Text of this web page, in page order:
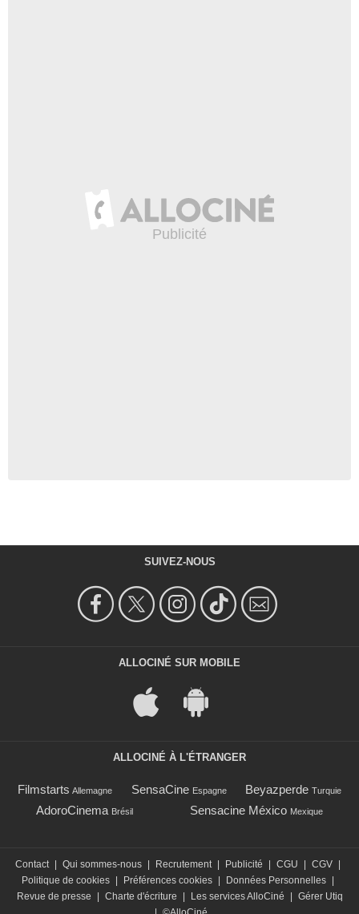
SUIVEZ-NOUS
ALLOCINÉ SUR MOBILE
ALLOCINÉ À L'ÉTRANGER
Filmstarts Allemagne SensaCine Espagne Beyazperde Turquie
AdoroCinema Brésil Sensacine México Mexique
Contact Qui sommes-nous Recrutement Publicité CGU CGV
Politique de cookies
Préférences cookies Données Personnelles
Revue de presse
Charte d'écriture Les services AlloCiné
Gérer Utiq